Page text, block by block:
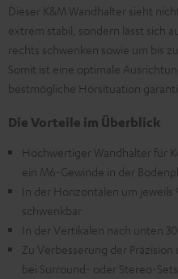
Dieser K&M Wandhalter sieht
extrem stabil, sondern lässt sich
rechts schwenken sowie um bis
Somit ist eine optimale
bestmögliche Hörsituation
Die Vorteile im Überblick
Hochwertiger Wandhalter für
ein M6-Gewinde in der
In der Horizontalen um
schwenkbar
In der Vertikalen nach unten
Zu Verbesserung der
bei Surround- oder Stereo-Sets